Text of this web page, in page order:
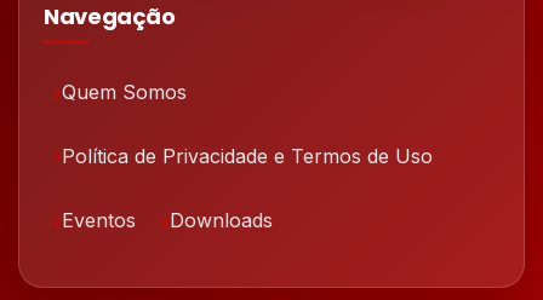
Navegação
Quem Somos
Política de Privacidade e Termos de Uso
Eventos Downloads